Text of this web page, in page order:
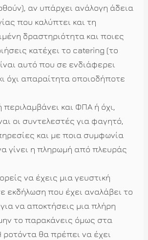
αν υπάρχει ανάλογη άδεια
που καλύπτει και τη
δραστηριότητα και ποιες
κατέχει το catering (το
αυτό που σε ενδιάφερει
όχι απαραίτητα οποιοδήποτε
περιλαμβάνει και ΦΠΑ ή όχι,
οι συντελεστές για φαγητό,
και με ποια συμφωνία
γίνει η πληρωμή από πλευράς
να έχεις μια γευστική
εκδήλωση που έχει αναλάβει το
να αποκτήσεις μια πλήρη
το παρακάνεις όμως στα
ροτόντα θα πρέπει να έχει